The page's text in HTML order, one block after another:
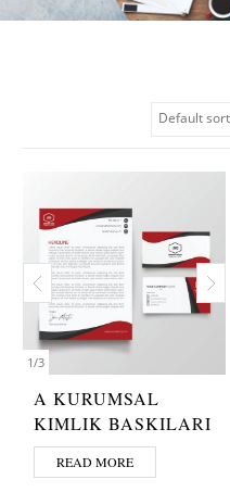
1/3
A KURUMSAL
KIMLIK BASKILARI
READ MORE